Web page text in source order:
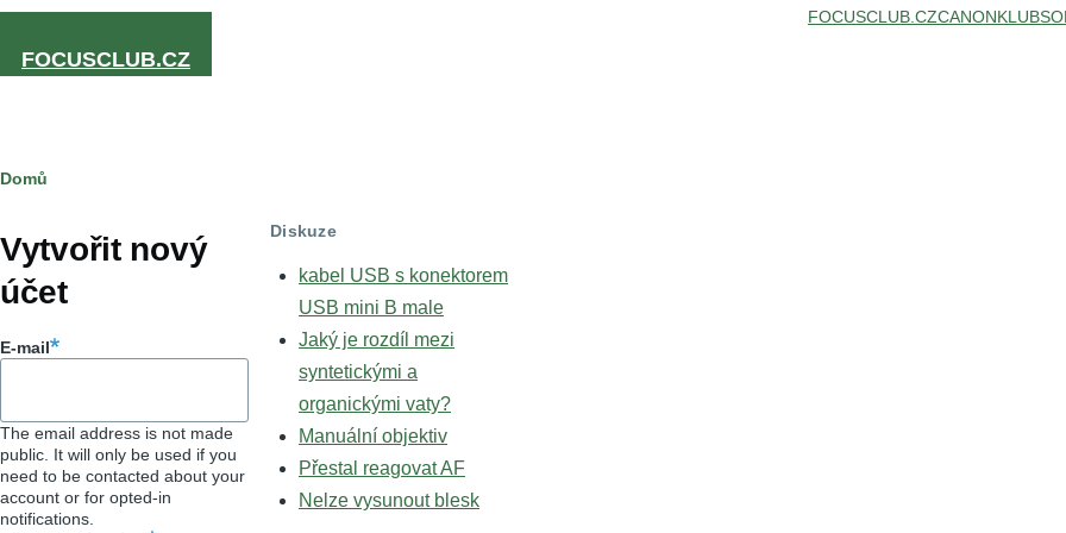
Přejít k hlavnímu obsahu
FOCUSCLUB.CZ
FOCUSCLUB.CZCANONKLUB
Hlavní
záložky
Drobečková
navigace
Domů
Vytvořit nový
účet
E-mail
The email address is not made
public. It will only be used if you
need to be contacted about your
account or for opted-in
notifications.
Diskuze
kabel USB s konektorem
USB mini B male
Jaký je rozdíl mezi
syntetickými a
organickými vaty?
Manuální objektiv
Přestal reagovat AF
Nelze vysunout blesk